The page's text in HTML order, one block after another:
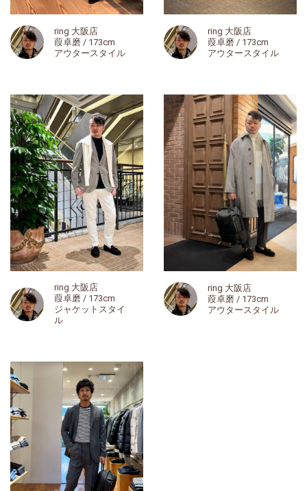
ring 大阪店
葭卓磨 / 173cm
アウタースタイル
ring 大阪店
葭卓磨 / 173cm
アウタースタイル
ring 大阪店
葭卓磨 / 173cm
ジャケットスタイ
ル
ring 大阪店
葭卓磨 / 173cm
アウタースタイル